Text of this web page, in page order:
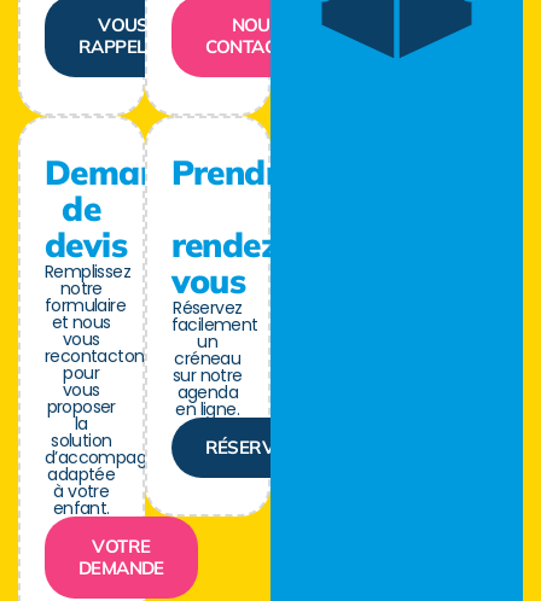
VOUS
RAPPELER
Demande
de
devis
Remplissez
notre
formulaire
et nous
vous
recontactons
pour
vous
proposer
la
solution
d’accompagnement
adaptée
à votre
enfant.
VOTRE
DEMANDE
NOUS
CONTACTER
Prendre
rendez-
vous
Réservez
facilement
un
créneau
sur notre
agenda
en ligne.
RÉSERVER